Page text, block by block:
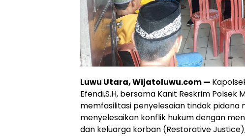
Luwu Utara, Wijatoluwu.com —
Efendi,S.H, bersama Kanit Reskrim Polsek
memfasilitasi penyelesaian tindak pidana
menyelesaikan konflik hukum dengan
dan keluarga korban (Restorative